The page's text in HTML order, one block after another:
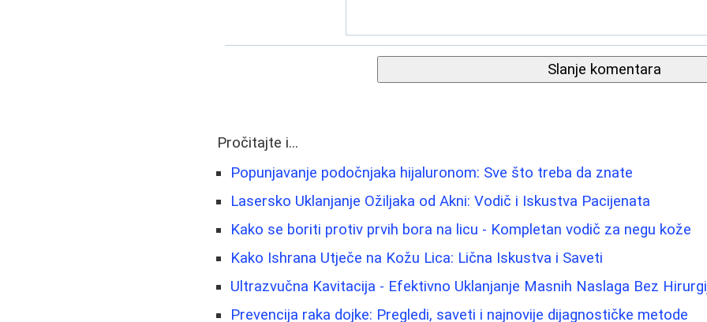
Slanje komentara
Pročitajte i...
Popunjavanje podočnjaka hijaluronom: Sve što treba da znate
Lasersko Uklanjanje Ožiljaka od Akni: Vodič i Iskustva Pacijenata
Kako se boriti protiv prvih bora na licu - Kompletan vodič za negu kože
Kako Ishrana Utječe na Kožu Lica: Lična Iskustva i Saveti
Ultrazvučna Kavitacija - Efektivno Uklanjanje Masnih Naslaga Bez
Prevencija raka dojke: Pregledi, saveti i najnovije dijagnostičke metode